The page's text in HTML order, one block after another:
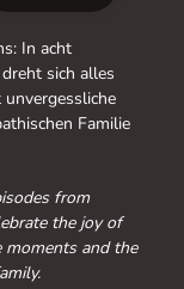
In acht
sich alles
unvergessliche
Familie
from
the joy of
and the